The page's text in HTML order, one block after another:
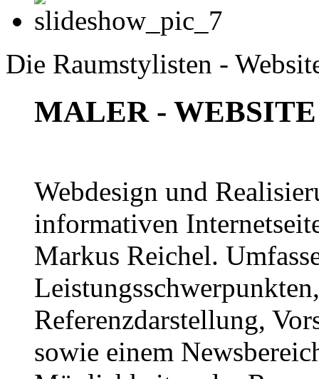
Die Raumstylisten -
MALER - WEBSITE
Webdesign und
informativen
Markus Reichel.
Referenzdarstellung,
sowie einem